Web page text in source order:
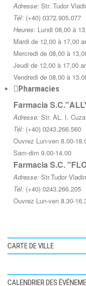
Adresse: Str. Tudor
Tél: (+40) 0372.905.077
Heures: Lundi 08,00 à
Mardi de 12,00 à 17,00
Mercredi de 08,00 à
Jeudi de 12,00 à 17,00
Vendredi de 08,00 à
Pharmacies
Farmacia
Adresse: Str. AL. I.
Tél: (+40) 0243.266.560
Ouvrez Lun-ven 8.00-
Sam-dim 9.00-14.00
Farmacia S.C.
Adresse: Str.Tudor
Tél: (+40) 0243.266.205
Ouvrez Lun-ven 8.30-
CARTE DE VILLE
CALENDRIER DES